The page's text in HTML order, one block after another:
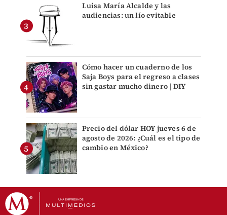
Luisa María Alcalde y las
audiencias: un lío evitable
Cómo hacer un cuaderno de los
Saja Boys para el regreso a clases
sin gastar mucho dinero | DIY
Precio del dólar HOY jueves 6 de
agosto de 2026: ¿Cuál es el tipo de
cambio en México?